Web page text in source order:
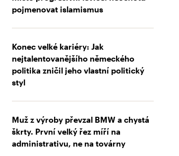
pojmenovat islamismus
Konec velké kariéry: Jak
nejtalentovanějšího německého
politika zničil jeho vlastní politický
styl
Muž z výroby převzal BMW a chystá
škrty. První velký řez míří na
administrativu, ne na továrny